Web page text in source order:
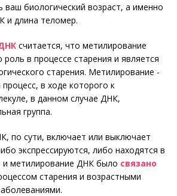
ваш биологический возраст, а именно
и длина теломер.
считается, что метилирование
в процессе старения и является
старения. Метилирование -
в ходе которого к
в данном случае ДНК,
группа.
по сути, включает или выключает
экспрессируются, либо находятся в
и метилирование ДНК было связано
старения и возрастными